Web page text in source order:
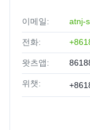
이메일: atnj-
전화:
왓츠앱:
위챗: